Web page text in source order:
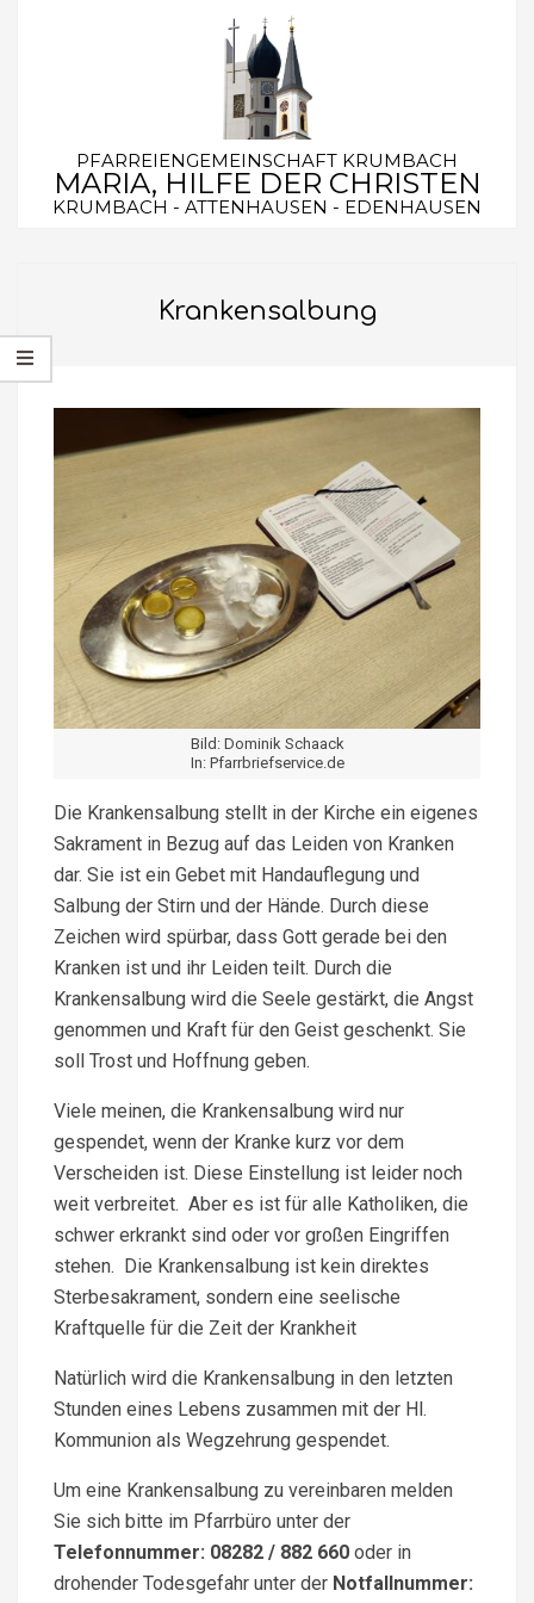
PFARREIENGEMEINSCHAFT KRUMBACH
MARIA, HILFE DER CHRISTEN
KRUMBACH - ATTENHAUSEN - EDENHAUSEN
Krankensalbung
Bild: Dominik Schaack
In: Pfarrbriefservice.de
Die Krankensalbung stellt in der Kirche ein eigenes
Sakrament in Bezug auf das Leiden von Kranken
dar. Sie ist ein Gebet mit Handauflegung und
Salbung der Stirn und der Hände. Durch diese
Zeichen wird spürbar, dass Gott gerade bei den
Kranken ist und ihr Leiden teilt. Durch die
Krankensalbung wird die Seele gestärkt, die Angst
genommen und Kraft für den Geist geschenkt. Sie
soll Trost und Hoffnung geben.
Viele meinen, die Krankensalbung wird nur
gespendet, wenn der Kranke kurz vor dem
Verscheiden ist. Diese Einstellung ist leider noch
weit verbreitet. Aber es ist für alle Katholiken, die
schwer erkrankt sind oder vor großen Eingriffen
stehen. Die Krankensalbung ist kein direktes
Sterbesakrament, sondern eine seelische
Kraftquelle für die Zeit der Krankheit
Natürlich wird die Krankensalbung in den letzten
Stunden eines Lebens zusammen mit der Hl.
Kommunion als Wegzehrung gespendet.
Um eine Krankensalbung zu vereinbaren melden
Sie sich bitte im Pfarrbüro unter der
Telefonnummer: 08282 / 882 660 oder in
drohender Todesgefahr unter der Notfallnummer: